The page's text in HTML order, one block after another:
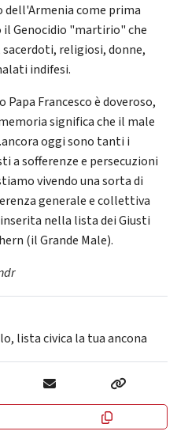
dell'Armenia come prima
Genocidio "martirio" che
religiosi, donne,
indifesi.
Francesco è doveroso,
significa che il male
oggi sono tanti i
a sofferenze e persecuzioni
vivendo una sorta di
generale e collettiva
nella lista dei Giusti
(il Grande Male).
, lista civica la tua ancona